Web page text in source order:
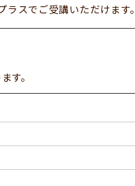
スでご受講いただけます。
す。